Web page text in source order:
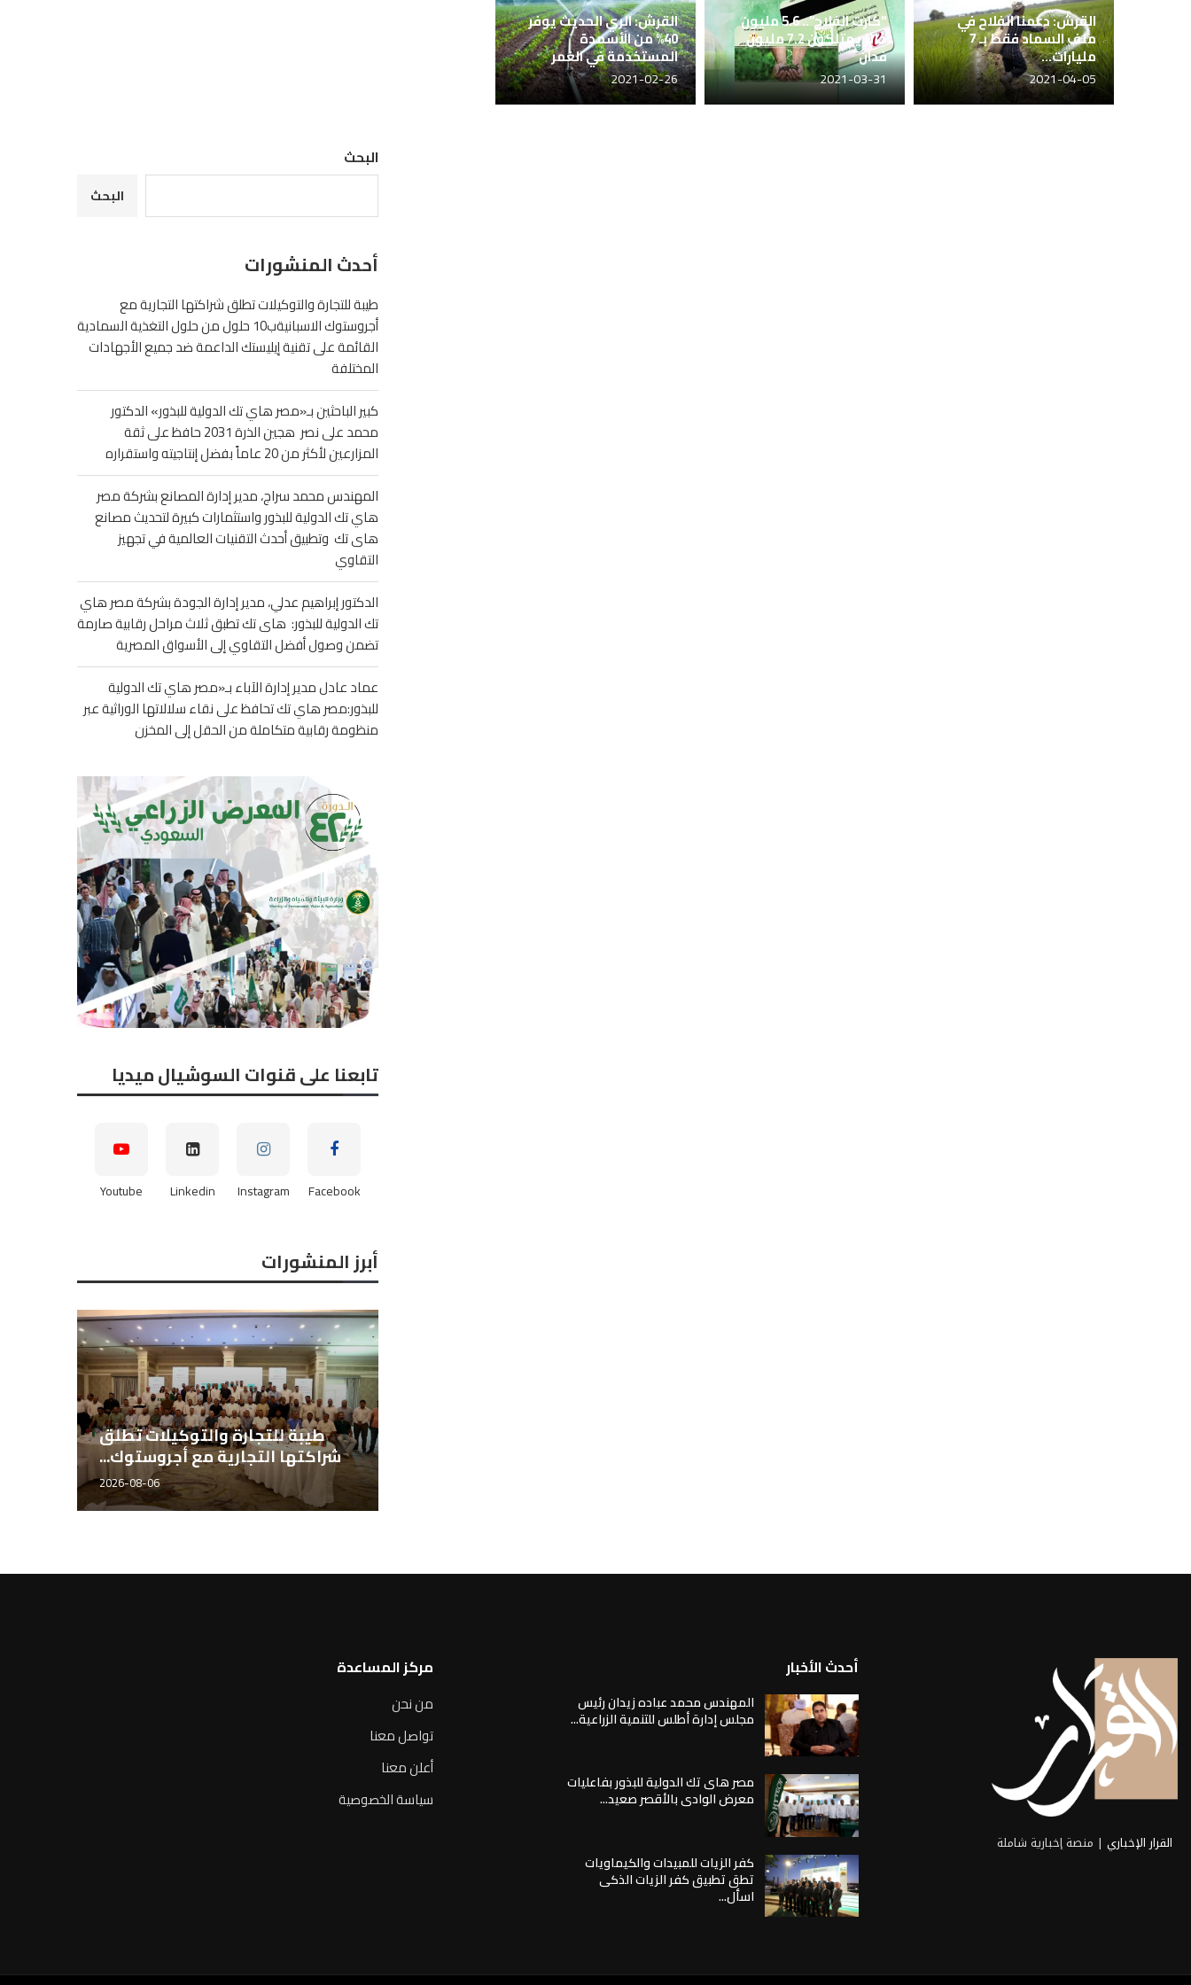
القرش: دعمنا الفلاح في
ملف السماد فقط بـ 7
مليارات...
2021-04-05
“كارت الفلاح”.. 5.6 مليون
حائز يمتلكون 7.2 مليون
فدان
2021-03-31
القرش: الري الحديث يوفر
40% من الأسمدة
المستخدمة في الغمر
2021-02-26
البحث
البحث
أحدث المنشورات
طيبة للتجارة والتوكيلات تطلق شراكتها التجارية مع
أجروستوك الاسبانيةب10 حلول من حلول التغذية السمادية
القائمة على تقنية إيليستك الداعمة ضد جميع الأجهادات
المختلفة
كبير الباحثين بـ«مصر هاي تك الدولية للبذور» الدكتور
محمد على نصر هجين الذرة 2031 حافظ على ثقة
المزارعين لأكثر من 20 عاماً بفضل إنتاجيته واستقراره
المهندس محمد سراج، مدير إدارة المصانع بشركة مصر
هاي تك الدولية للبذور واستثمارات كبيرة لتحديث مصانع
هاى تك وتطبيق أحدث التقنيات العالمية في تجهيز
التقاوي
الدكتور إبراهيم عدلي، مدير إدارة الجودة بشركة مصر هاي
تك الدولية للبذور: هاى تك تطبق ثلاث مراحل رقابية صارمة
تضمن وصول أفضل التقاوي إلى الأسواق المصرية
عماد عادل مدير إدارة الآباء بـ«مصر هاي تك الدولية
للبذور:مصر هاي تك تحافظ على نقاء سلالاتها الوراثية عبر
منظومة رقابية متكاملة من الحقل إلى المخزن
تابعنا على قنوات السوشيال ميديا
Facebook
Instagram
Linkedin
Youtube
أبرز المنشورات
طيبة للتجارة والتوكيلات تطلق
شراكتها التجارية مع أجروستوك...
2026-08-06
القرار الإخباري | منصة إخبارية شاملة
أحدث الأخبار
المهندس محمد عباده زيدان رئيس
مجلس إدارة أطلس للتنمية الزراعية...
مصر هاى تك الدولية للبذور بفاعليات
معرض الوادى بالأقصر صعيد...
كفر الزيات للمبيدات والكيماويات
تطق تطبيق كفر الزيات الذكى
اسأل...
مركز المساعدة
من نحن
تواصل معنا
أعلن معنا
سياسة الخصوصية